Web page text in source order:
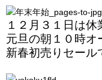
１２月３１日は休
元旦の朝１０時オ
新春初売りセール